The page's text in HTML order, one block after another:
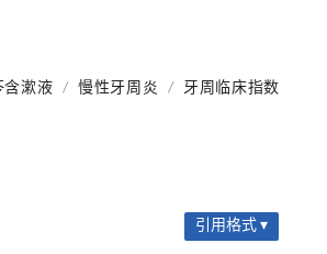
含漱液 / 慢性牙周炎 /
牙周临床指数
引用格式 ▾